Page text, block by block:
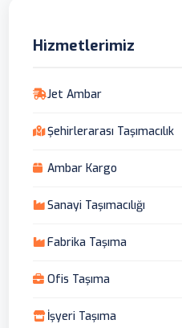
Hizmetlerimiz
Jet Ambar
Şehirlerarası Taşımacılık
Ambar Kargo
Sanayi Taşımacılığı
Fabrika Taşıma
Ofis Taşıma
İşyeri Taşıma